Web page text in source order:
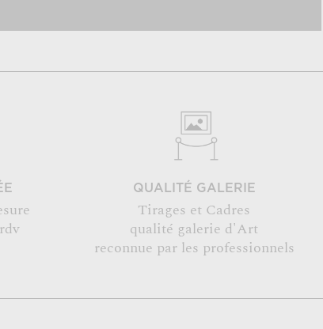
QUALITÉ GALERIE
Tirages et Cadres
qualité galerie d'Art
reconnue par les professionnels